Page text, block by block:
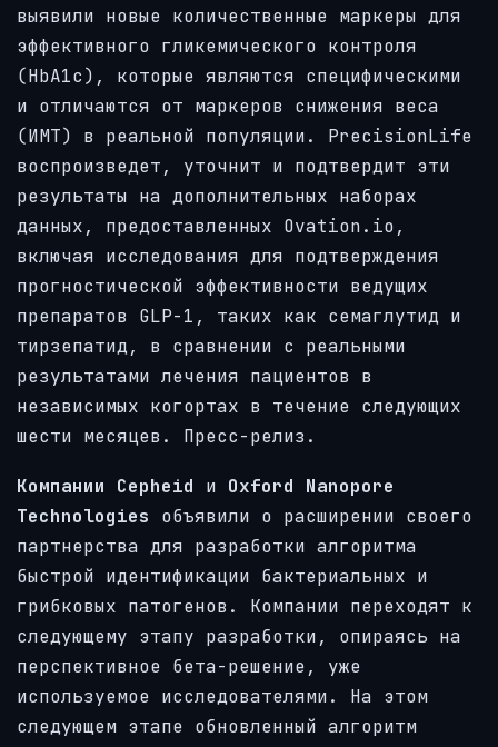
выявили новые количественные маркеры для
эффективного гликемического контроля
(HbA1c), которые являются специфическими
и отличаются от маркеров снижения веса
(ИМТ) в реальной популяции. PrecisionLife
воспроизведет, уточнит и подтвердит эти
результаты на дополнительных наборах
данных, предоставленных Ovation.io,
включая исследования для подтверждения
прогностической эффективности ведущих
препаратов GLP-1, таких как семаглутид и
тирзепатид, в сравнении с реальными
результатами лечения пациентов в
независимых когортах в течение следующих
шести месяцев. Пресс-релиз.
Компании Cepheid и Oxford Nanopore
Technologies объявили о расширении своего
партнерства для разработки алгоритма
быстрой идентификации бактериальных и
грибковых патогенов. Компании переходят к
следующему этапу разработки, опираясь на
перспективное бета-решение, уже
используемое исследователями. На этом
следующем этапе обновленный алгоритм